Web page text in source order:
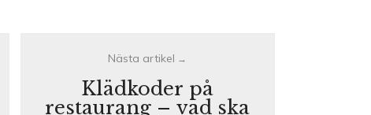
Klädkoder på
restaurang – vad ska